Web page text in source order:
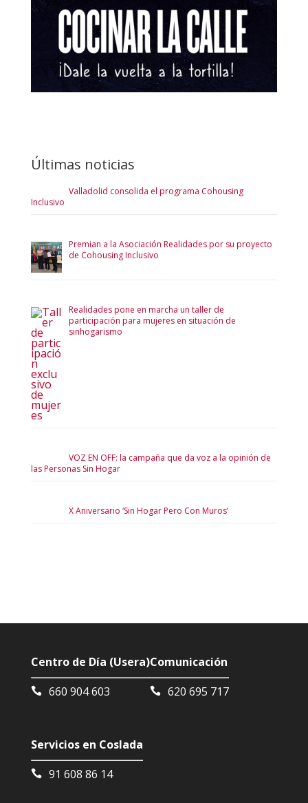
Últimas noticias
Valladolid consolida el programa Cohousing
Inclusivo
Premian a la Asociación Realidades por su proyecto
de Cohousing Inclusivo
Realidades pone en marcha un taller de
participación para mujeres en situación de
sinhogarismo
VOZ EN OFF: la campaña que da voz a la opinión de
las Personas Sin Hogar
X Aniversario ‘Sin Hogar Pero Con Muros’
Centro de Día (Usera)
660 904 603
Comunicación
620 695 717
Servicios en Coslada
91 608 86 14